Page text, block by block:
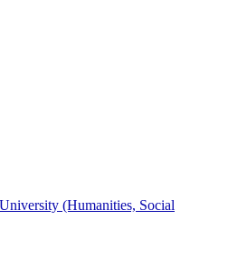
(Humanities, Social